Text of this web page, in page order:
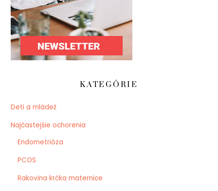
KATEGÓRIE
Deti a mládež
Najčastejšie ochorenia
Endometrióza
PCOS
Rakovina krčka maternice